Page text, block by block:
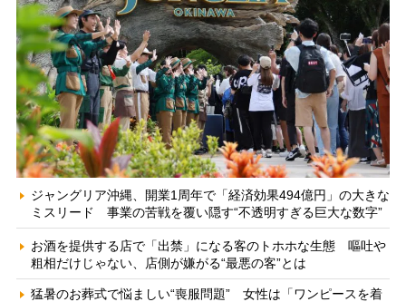
ジャングリア沖縄、開業1周年で「経済効果494億円」の大きな
ミスリード 事業の苦戦を覆い隠す“不透明すぎる巨大な数字”
お酒を提供する店で「出禁」になる客のトホホな生態 嘔吐や
粗相だけじゃない、店側が嫌がる“最悪の客”とは
猛暑のお葬式で悩ましい“喪服問題” 女性は「ワンピースを着